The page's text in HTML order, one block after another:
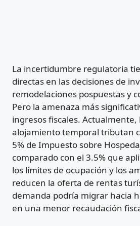
La incertidumbre regulatoria
directas en las decisiones de
remodelaciones pospuestas y
Pero la amenaza más
ingresos fiscales.
alojamiento temporal tributan
5% de Impuesto sobre
comparado con el 3.5% que
los límites de ocupación y los
reducen la oferta de rentas
demanda podría migrar hacia
en una menor recaudación